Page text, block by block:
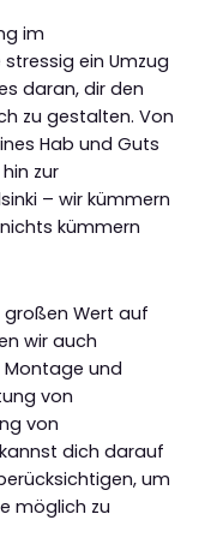
im
ein Umzug
daran, dir den
zu gestalten. Von
Hab und Guts
zur
– wir kümmern
kümmern
großen Wert auf
wir auch
Montage und
von
von
dich darauf
um
möglich zu